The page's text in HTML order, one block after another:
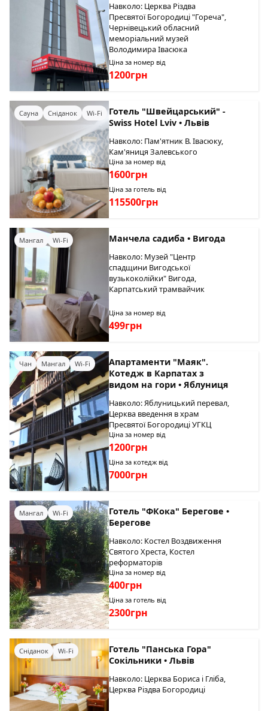
Навколо: Церква Різдва
Пресвятої Богородиці "Гореча",
Чернівецький обласний
меморіальний музей
Володимира Івасюка
Ціна за номер від
1200грн
Сауна Сніданок Wi-Fi
Готель "Швейцарський" -
Swiss Hotel Lviv • Львів
Навколо: Пам'ятник В. Івасюку,
Кам'яниця Залевського
Ціна за номер від
1600грн
Ціна за готель від
115500грн
Мангал Wi-Fi Манчела садиба • Вигода
Навколо: Музей "Центр
спадщини Вигодської
вузькоколійки" Вигода,
Карпатський трамвайчик
Ціна за номер від
499грн
Чан Мангал Wi-Fi
Апартаменти "Маяк".
Котедж в Карпатах з
видом на гори • Яблуниця
Навколо: Яблуницький перевал,
Церква введення в храм
Пресвятої Богородиці УГКЦ
Ціна за номер від
1200грн
Ціна за котедж від
7000грн
Мангал Wi-Fi
Готель "ФКока" Берегове •
Берегове
Навколо: Костел Воздвиження
Святого Хреста, Костел
реформаторів
Ціна за номер від
400грн
Ціна за готель від
2300грн
Сніданок Wi-Fi
Готель "Панська Гора"
Сокільники • Львів
Навколо: Церква Бориса і Гліба,
Церква Різдва Богородиці